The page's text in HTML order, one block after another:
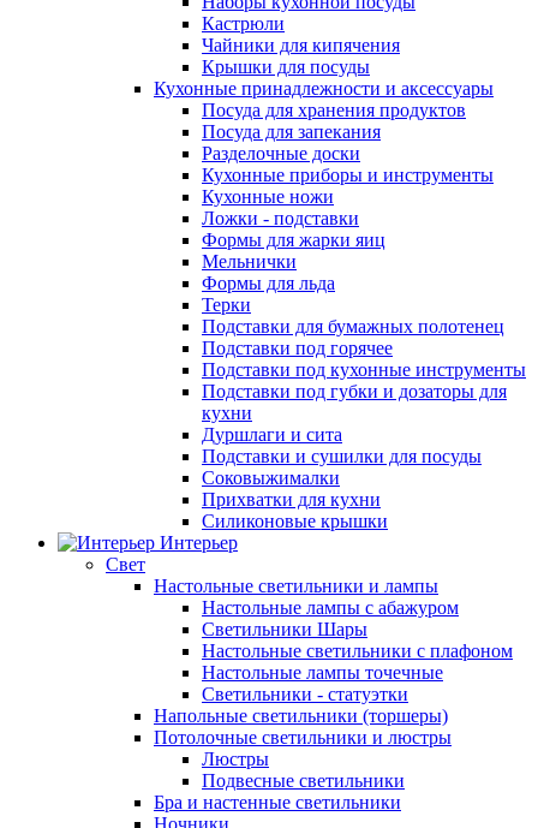
Кастрюли
Чайники для кипячения
Крышки для посуды
Кухонные принадлежности и аксессуары
Посуда для хранения продуктов
Посуда для запекания
Разделочные доски
Кухонные приборы и инструменты
Кухонные ножи
Ложки - подставки
Формы для жарки яиц
Мельнички
Формы для льда
Терки
Подставки для бумажных полотенец
Подставки под горячее
Подставки под кухонные инструменты
Подставки под губки и дозаторы для
кухни
Дуршлаги и сита
Подставки и сушилки для посуды
Соковыжималки
Прихватки для кухни
Силиконовые крышки
Интерьер
Свет
Настольные светильники и лампы
Настольные лампы с абажуром
Светильники Шары
Настольные светильники с плафоном
Настольные лампы точечные
Светильники - статуэтки
Напольные светильники (торшеры)
Потолочные светильники и люстры
Люстры
Подвесные светильники
Бра и настенные светильники
Ночники